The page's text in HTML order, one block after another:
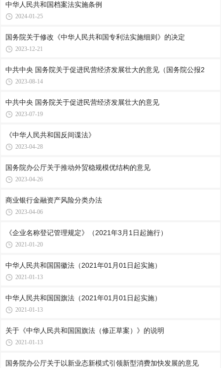
中华人民共和国档案法实施条例
2024-01-25
国务院关于修改《中华人民共和国专利法实施细则》的决定
2023-12-21
中共中央 国务院关于促进民营经济发展壮大的意见（国务院公报2
2023-08-14
中共中央 国务院关于促进民营经济发展壮大的意见
2023-07-19
《中华人民共和国反间谍法》
2023-04-28
国务院办公厅关于推动外贸稳规模优结构的意见
2023-04-26
商业银行金融资产风险分类办法
2023-04-06
《企业名称登记管理规定》（2021年3月1日起施行）
2021-01-20
中华人民共和国国徽法（2021年01月01日起实施）
2021-01-13
中华人民共和国国旗法（2021年01月01日起实施）
2021-01-13
关于《中华人民共和国国旗法（修正草案）》的说明
2021-01-13
国务院办公厅关于以新业态新模式引领新型消费加快发展的意见